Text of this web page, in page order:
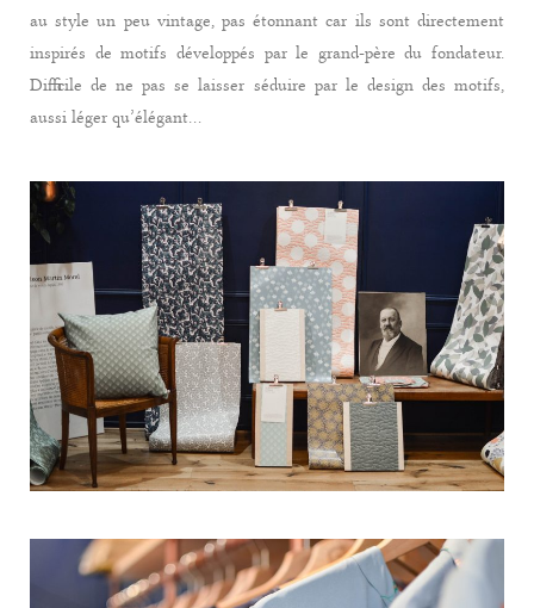
au style un peu vintage, pas étonnant car ils sont directement
inspirés de motifs développés par le grand-père du fondateur.
Difficile de ne pas se laisser séduire par le design des motifs,
aussi léger qu’élégant…